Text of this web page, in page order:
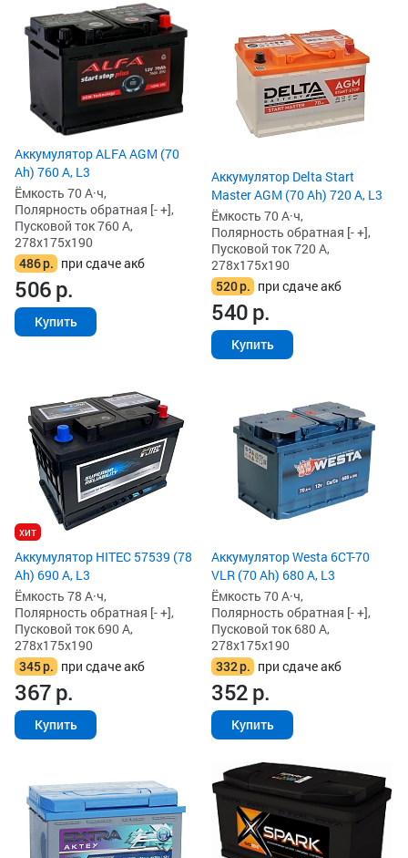
Аккумулятор ALFA AGM (70
Ah) 760 А, L3
Ёмкость 70 А·ч,
Полярность обратная [- +],
Пусковой ток 760 А,
278x175x190
486р. при сдаче акб
506р.
Купить
Аккумулятор Delta Start
Master AGM (70 Ah) 720 А, L3
Ёмкость 70 А·ч,
Полярность обратная [- +],
Пусковой ток 720 А,
278x175x190
520р. при сдаче акб
540р.
Купить
хит
Аккумулятор HITEC 57539 (78
Ah) 690 А, L3
Ёмкость 78 А·ч,
Полярность обратная [- +],
Пусковой ток 690 А,
278x175x190
345р. при сдаче акб
367р.
Купить
Аккумулятор Westa 6СТ-70
VLR (70 Ah) 680 А, L3
Ёмкость 70 А·ч,
Полярность обратная [- +],
Пусковой ток 680 А,
278x175x190
332р. при сдаче акб
352р.
Купить